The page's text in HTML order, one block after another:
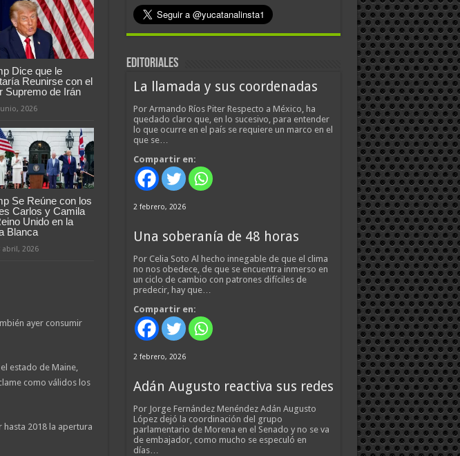
Dice que le
Reunirse con el
Supremo de Irán
2026
Se Reúne con los
Carlos y Camila
Unido en la
Blanca
abril, 2026
ayer consumir
estado de Maine,
como válidos los
hasta 2018 la apertura
EDITORIALES
La llamada y sus coordenadas
Por Armando Ríos Piter Respecto a México, ha
quedado claro que, en lo sucesivo, para entender
lo que ocurre en el país se requiere un marco en el
que se…
Compartir en:
2 febrero, 2026
Una soberanía de 48 horas
Por Celia Soto Al hecho innegable de que el clima
no nos obedece, de que se encuentra inmerso en
un ciclo de cambio con patrones difíciles de
predecir, hay que…
Compartir en:
2 febrero, 2026
Adán Augusto reactiva sus redes
Por Jorge Fernández Menéndez Adán Augusto
López dejó la coordinación del grupo
parlamentario de Morena en el Senado y no se va
de embajador, como mucho se especuló en
días…